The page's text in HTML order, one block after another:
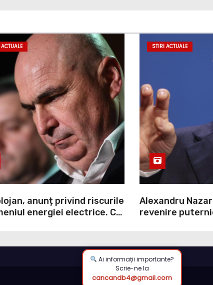
anunț privind riscurile
energiei electrice. Ce
STIRI ACTUALE
Alexandru
revenire
Ai informații importante?
Scrie-ne la
cancandb4@gmail.com